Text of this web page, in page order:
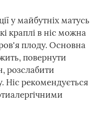
у майбутніх матусь
краплі в ніс можна
плоду. Основна
повернути
розслабити
Ніс рекомендується